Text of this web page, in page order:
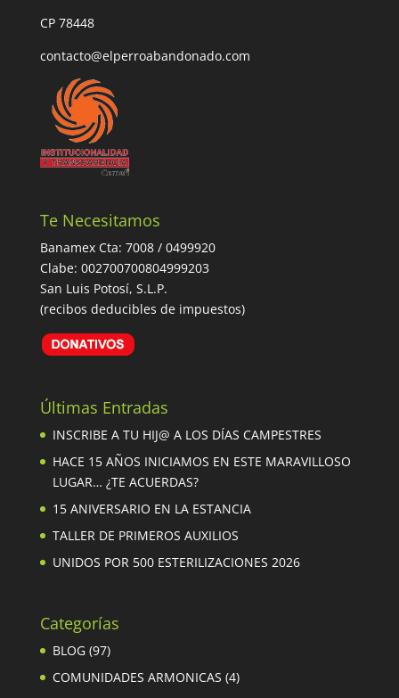
CP 78448
contacto@elperroabandonado.com
Te Necesitamos
Banamex Cta: 7008 / 0499920
Clabe: 002700700804999203
San Luis Potosí, S.L.P.
(recibos deducibles de impuestos)
Últimas Entradas
INSCRIBE A TU HIJ@ A LOS DÍAS CAMPESTRES
HACE 15 AÑOS INICIAMOS EN ESTE MARAVILLOSO
LUGAR… ¿TE ACUERDAS?
15 ANIVERSARIO EN LA ESTANCIA
TALLER DE PRIMEROS AUXILIOS
UNIDOS POR 500 ESTERILIZACIONES 2026
Categorías
BLOG(97)
COMUNIDADES ARMONICAS (4)